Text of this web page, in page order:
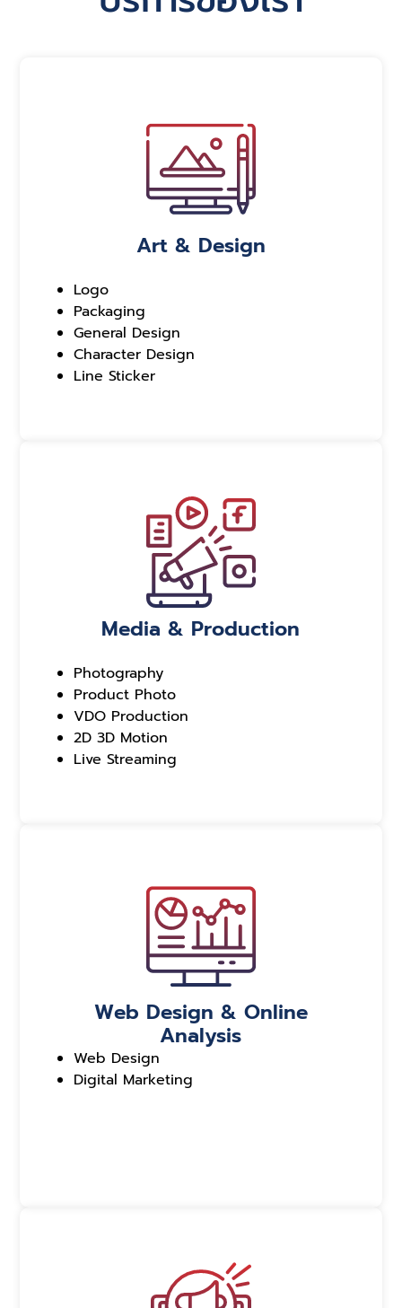
Art & Design
Logo
Packaging
General Design
Character Design
Line Sticker
Media & Production
Photography
Product Photo
VDO Production
2D 3D Motion
Live Streaming
Web Design & Online
Analysis
Web Design
Digital Marketing